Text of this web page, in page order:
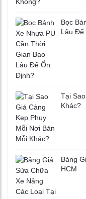
Bọc
Lâu Để
Tại
Khác?
Bảng
HCM